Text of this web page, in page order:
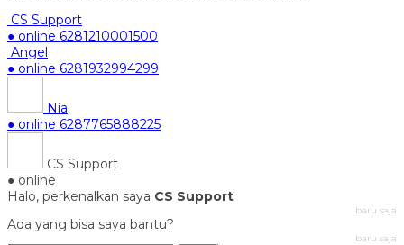
CS Support
● online 6281210001500
Angel
● online 6281932994299
Nia
● online 6287765888225
CS Support
● online
Halo, perkenalkan saya CS Support
baru saja
Ada yang bisa saya bantu?
baru saja